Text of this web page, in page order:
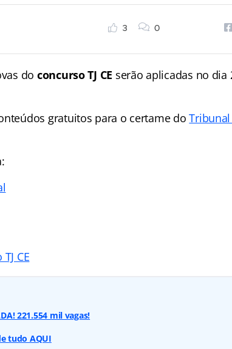
3 0
do concurso TJ CE serão aplicadas no dia
gratuitos para o certame doTribunal
CE
221.554 mil vagas!
tudo AQUI